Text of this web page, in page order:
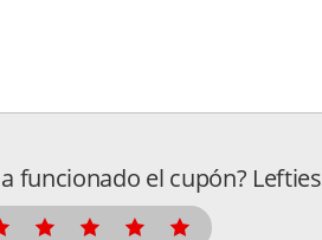
funcionado el cupón? Lefties